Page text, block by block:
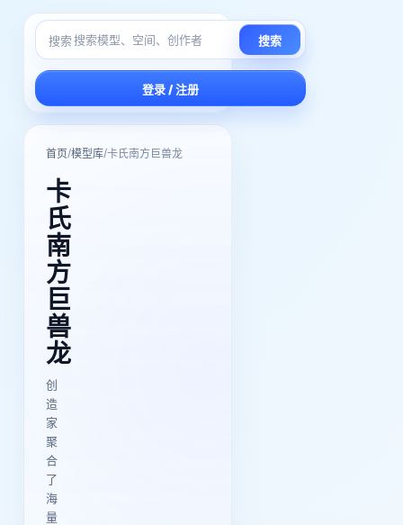
搜索 搜索
登录 / 注册
首页/模型库/卡氏南方巨兽龙
卡
氏
南
方
巨
兽
龙
创
造
家
聚
合
了
海
量